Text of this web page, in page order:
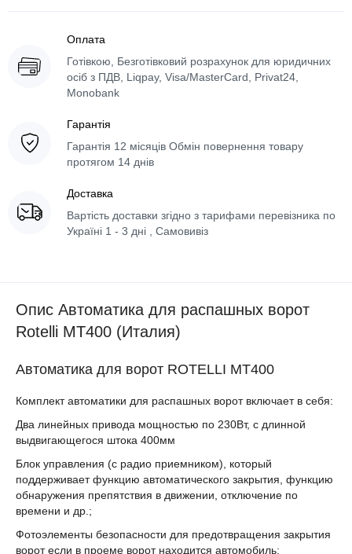
Оплата
Готівкою, Безготівковий розрахунок для юридичних
осіб з ПДВ, Liqpay, Visa/MasterCard, Privat24,
Monobank
Гарантія
Гарантія 12 місяців Обмін повернення товару
протягом 14 днів
Доставка
Вартість доставки згідно з тарифами перевізника по
Україні 1 - 3 дні , Самовивіз
Опис Автоматика для распашных ворот
Rotelli MT400 (Италия)
Автоматика для ворот ROTELLI MT400
Комплект автоматики для распашных ворот включает в себя:
Два линейных привода мощностью по 230Вт, с длинной
выдвигающегося штока 400мм
Блок управления (с радио приемником), который
поддерживает функцию автоматического закрытия, функцию
обнаружения препятствия в движении, отключение по
времени и др.;
Фотоэлементы безопасности для предотвращения закрытия
ворот если в проеме ворот находится автомобиль;